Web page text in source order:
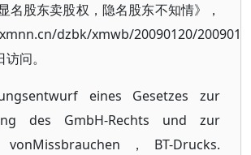
名股东卖股权，隐名股东不知情》，
dzbk/xmwb/20090120/200901/
问。
eines Gesetzes zur
des GmbH-Rechts und zur
vonMissbrauchen，BT-Drucks.